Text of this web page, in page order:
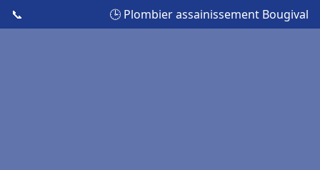
📞 🕒 Plombier assainissement Bougival